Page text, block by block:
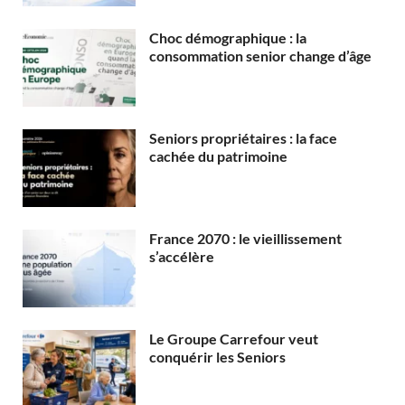
Choc démographique : la
consommation senior change d’âge
Seniors propriétaires : la face
cachée du patrimoine
France 2070 : le vieillissement
s’accélère
Le Groupe Carrefour veut
conquérir les Seniors